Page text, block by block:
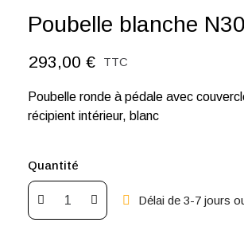
Poubelle blanche
293,00 € TTC
Poubelle ronde à pédale avec
récipient intérieur, blanc
Quantité
Délai de 3-7 jours